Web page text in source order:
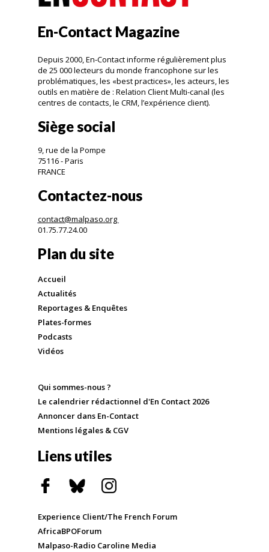
En-Contact Magazine
Depuis 2000, En-Contact informe régulièrement plus
de 25 000 lecteurs du monde francophone sur les
problématiques, les «best practices», les acteurs, les
outils en matière de : Relation Client Multi-canal (les
centres de contacts, le CRM, l’expérience client).
Siège social
9, rue de la Pompe
75116 - Paris
FRANCE
Contactez-nous
contact@malpaso.org
01.75.77.24.00
Plan du site
Accueil
Actualités
Reportages & Enquêtes
Plates-formes
Podcasts
Vidéos
Qui sommes-nous ?
Le calendrier rédactionnel d'En Contact 2026
Annoncer dans En-Contact
Mentions légales & CGV
Liens utiles
Experience Client/The French Forum
AfricaBPOForum
Malpaso-Radio Caroline Media